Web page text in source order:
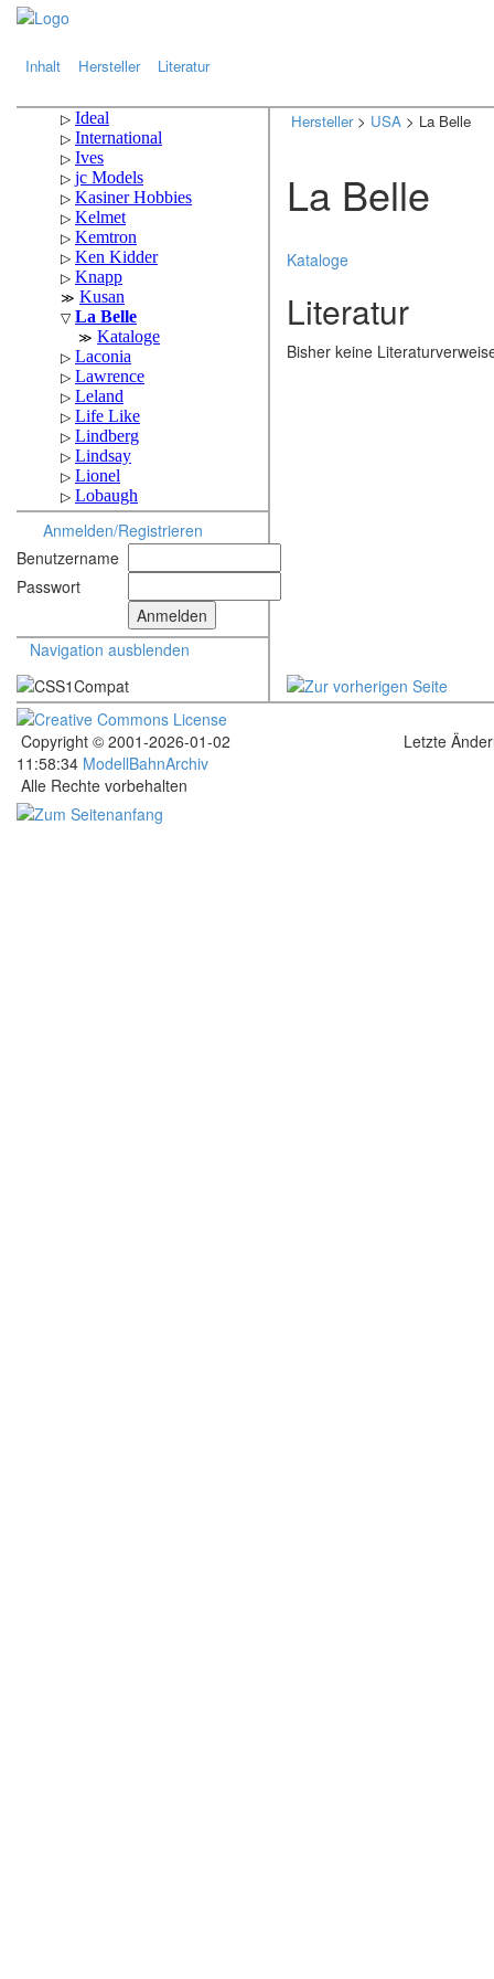
Inhalt Hersteller Literatur
Anmelden/Registrieren
Benutzername
Passwort
Navigation ausblenden
Hersteller> USA > La Belle
La Belle
Kataloge
Literatur
Bisher keine
Copyright © 2001-2026-01-02
11:58:34 ModellBahnArchiv
Letzte
Alle Rechte vorbehalten